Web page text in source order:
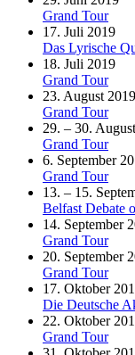
Grand Tour
17. Juli 2019
Das Lyrische
18. Juli 2019
Grand Tour
23. August 2019
Grand Tour
29. – 30.
Grand Tour
6. September
Grand Tour
13. – 15.
Belfast Debate
14. September
Grand Tour
20. September
Grand Tour
17. Oktober
Die Deutsche
22. Oktober
Grand Tour